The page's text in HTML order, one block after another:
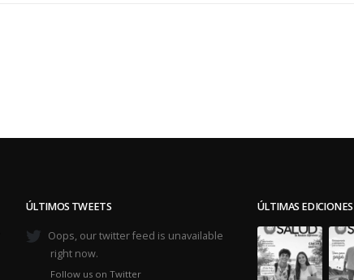
ÚLTIMOS TWEETS
Oops, our twitter feed is unavailable
right now.
Follow us on Twitter
ÚLTIMAS EDICIONES